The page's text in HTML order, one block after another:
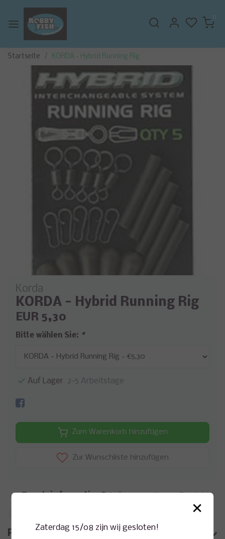
0
Startseite KORDA - Hybrid Running Rig
Korda
KORDA - Hybrid Running Rig
EUR 5,30
Bitte wählen Sie: *
Auf Lager 2-5 Arbeitstage
Zum Warenkorb hinzufügen
Zur Wunschliste hinzufügen
Zusatzinformation?Anfrage zu diesem Produkt
Produktbeschreibung
×
Zaterdag 15/08 zijn wij gesloten!